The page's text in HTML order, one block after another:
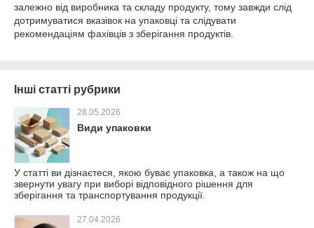
залежно від виробника та складу продукту, тому завжди слід
дотримуватися вказівок на упаковці та слідувати
рекомендаціям фахівців з зберігання продуктів.
Інші статті рубрики
28.05.2026
Види упаковки
У статті ви дізнаєтеся, якою буває упаковка, а також на що
звернути увагу при виборі відповідного рішення для
зберігання та транспортування продукції.
27.04.2026